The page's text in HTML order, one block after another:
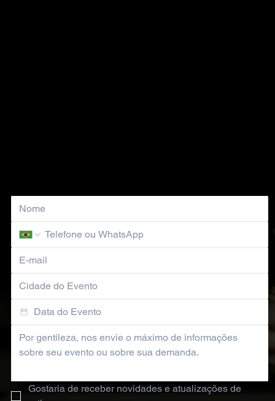
Gostaria de receber novidades e atualizações de